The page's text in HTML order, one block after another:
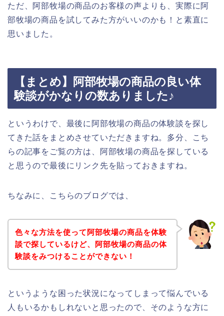
ただ、阿部牧場の商品のお客様の声よりも、実際に阿
部牧場の商品を試してみた方がいいのかも！と素直に
思いました。
【まとめ】阿部牧場の商品の良い体
験談がかなりの数ありました♪
というわけで、最後に阿部牧場の商品の体験談を探し
てきた話をまとめさせていただきますね。多分、こち
らの記事をご覧の方は、阿部牧場の商品を探している
と思うので最後にリンク先を貼っておきますね。
ちなみに、こちらのブログでは、
色々な方法を使って阿部牧場の商品を体験
談で探しているけど、阿部牧場の商品の体
験談をみつけることができない！
というような困った状況になってしまって悩んでいる
人もいるかもしれないと思ったので、そのような方に